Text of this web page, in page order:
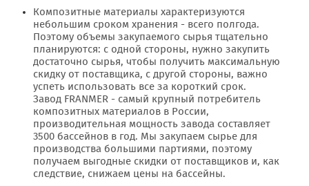
Композитные материалы характеризуются
небольшим сроком хранения - всего полгода.
Поэтому объемы закупаемого сырья тщательно
планируются: с одной стороны, нужно закупить
достаточно сырья, чтобы получить максимальную
скидку от поставщика, с другой стороны, важно
успеть использовать все за короткий срок.
Завод FRANMER - самый крупный потребитель
композитных материалов в России,
производительная мощность завода составляет
3500 бассейнов в год. Мы закупаем сырье для
производства большими партиями, поэтому
получаем выгодные скидки от поставщиков и, как
следствие, снижаем цены на бассейны.